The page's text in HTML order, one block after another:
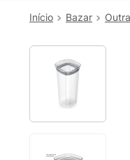
Bazar